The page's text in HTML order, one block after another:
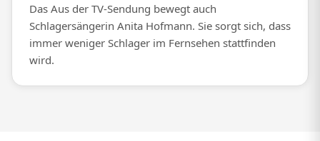
Das Aus der TV-Sendung bewegt auch
Schlagersängerin Anita Hofmann. Sie sorgt sich, dass
immer weniger Schlager im Fernsehen stattfinden
wird.